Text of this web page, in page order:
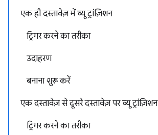
एक ही दस्तावेज़ में व्यू ट्रांज़िशन
ट्रिगर करने का तरीका
उदाहरण
बनाना शुरू करें
एक दस्तावेज़ से दूसरे दस्तावेज़ पर व्यू ट्रांज़िशन
ट्रिगर करने का तरीका